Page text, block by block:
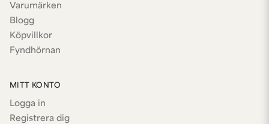
Varumärken
Blogg
Köpvillkor
Fyndhörnan
MITT KONTO
Logga in
Registrera dig